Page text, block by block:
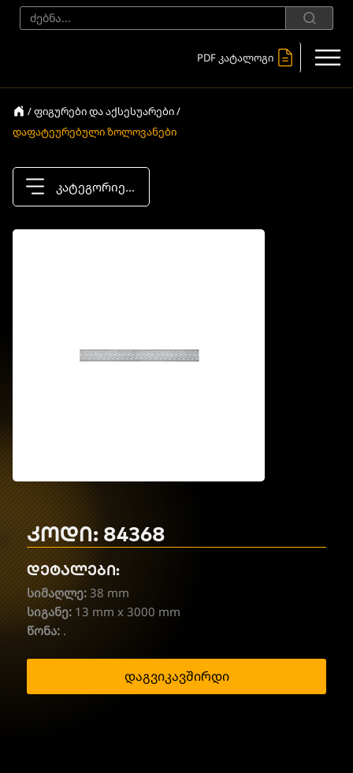
PDF კატალოგი
/ ფიგურები და აქსესუარები /
დაფატეურებული ზოლოვანები
კატეგორიები
კოდი: 84368
დეტალები:
სიმაღლე: 38 mm
სიგანე: 13 mm x 3000 mm
წონა: .
დაგვიკავშირდი